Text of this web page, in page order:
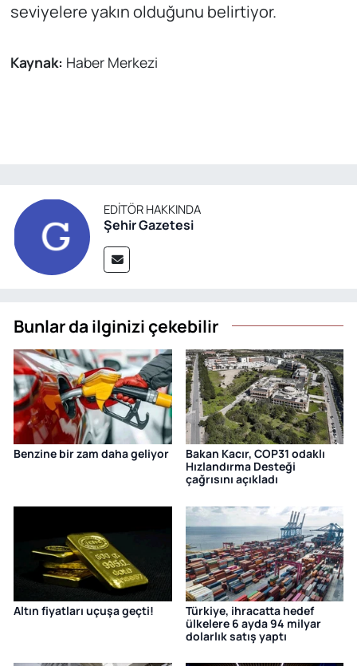
seviyelere yakın olduğunu belirtiyor.
Kaynak: Haber Merkezi
EDITÖR HAKKINDA
Şehir Gazetesi
Bunlar da ilginizi çekebilir
Benzine bir zam daha geliyor
Bakan Kacır, COP31 odaklı
Hızlandırma Desteği
çağrısını açıkladı
Altın fiyatları uçuşa geçti!
Türkiye, ihracatta hedef
ülkelere 6 ayda 94 milyar
dolarlık satış yaptı